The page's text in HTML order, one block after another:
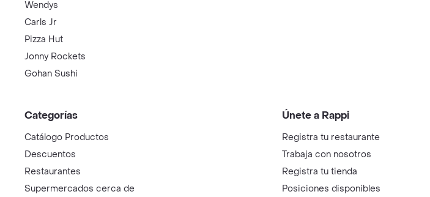
Wendys
Carls Jr
Pizza Hut
Jonny Rockets
Gohan Sushi
Categorías
Catálogo Productos
Descuentos
Restaurantes
Supermercados cerca de
Únete a Rappi
Registra tu restaurante
Trabaja con nosotros
Registra tu tienda
Posiciones disponibles